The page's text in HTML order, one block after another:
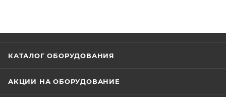
КАТАЛОГ ОБОРУДОВАНИЯ
АКЦИИ НА ОБОРУДОВАНИЕ